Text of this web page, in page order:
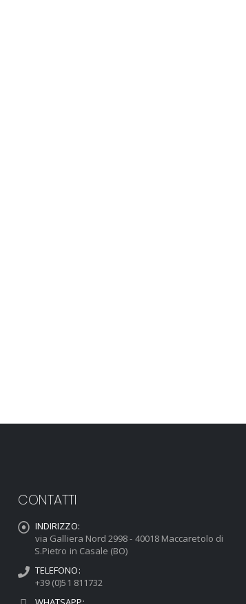
CONTATTI
INDIRIZZO:
via Galliera Nord 2998 - 40018 Maccaretolo di
S.Pietro in Casale (BO)
TELEFONO:
+39 (0)51 811732